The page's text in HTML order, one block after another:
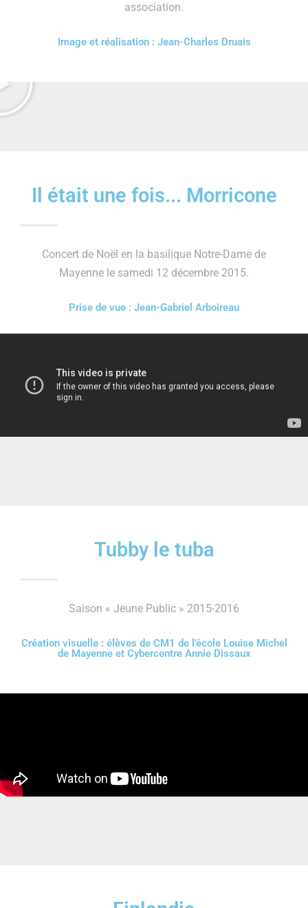
association.
Image et réalisation : Jean-Charles Druais
Il était une fois... Morricone
Concert de Noël en la basilique Notre-Dame de
Mayenne le samedi 12 décembre 2015.
Prise de vue : Jean-Gabriel Arboireau
Tubby le tuba
Saison « Jeune Public » 2015-2016
Création visuelle : élèves de CM1 de l’école Louise Michel
de Mayenne et Cybercentre Annie Dissaux